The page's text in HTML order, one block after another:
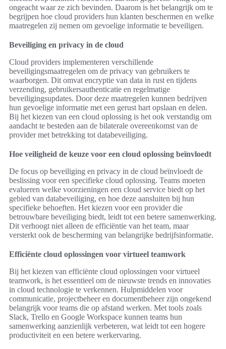
ongeacht waar ze zich bevinden. Daarom is het belangrijk om te
begrijpen hoe cloud providers hun klanten beschermen en welke
maatregelen zij nemen om gevoelige informatie te beveiligen.
Beveiliging en privacy in de cloud
Cloud providers implementeren verschillende
beveiligingsmaatregelen om de privacy van gebruikers te
waarborgen. Dit omvat encryptie van data in rust en tijdens
verzending, gebruikersauthenticatie en regelmatige
beveiligingsupdates. Door deze maatregelen kunnen bedrijven
hun gevoelige informatie met een gerust hart opslaan en delen.
Bij het kiezen van een cloud oplossing is het ook verstandig om
aandacht te besteden aan de bilaterale overeenkomst van de
provider met betrekking tot databeveiliging.
Hoe veiligheid de keuze voor een cloud oplossing beïnvloedt
De focus op beveiliging en privacy in de cloud beïnvloedt de
beslissing voor een specifieke cloud oplossing. Teams moeten
evalueren welke voorzieningen een cloud service biedt op het
gebied van databeveiliging, en hoe deze aansluiten bij hun
specifieke behoeften. Het kiezen voor een provider die
betrouwbare beveiliging biedt, leidt tot een betere samenwerking.
Dit verhoogt niet alleen de efficiëntie van het team, maar
versterkt ook de bescherming van belangrijke bedrijfsinformatie.
Efficiënte cloud oplossingen voor virtueel teamwork
Bij het kiezen van efficiënte cloud oplossingen voor virtueel
teamwork, is het essentieel om de nieuwste trends en innovaties
in cloud technologie te verkennen. Hulpmiddelen voor
communicatie, projectbeheer en documentbeheer zijn ongekend
belangrijk voor teams die op afstand werken. Met tools zoals
Slack, Trello en Google Workspace kunnen teams hun
samenwerking aanzienlijk verbeteren, wat leidt tot een hogere
productiviteit en een betere werkervaring.